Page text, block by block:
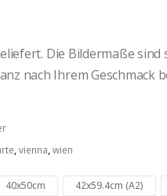
Die Bildermaße sind
nach Ihrem Geschmack
,vienna,wien
40x50cm 42x59.4cm (A2)